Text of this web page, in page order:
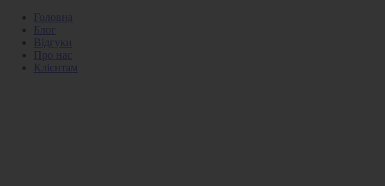
Головна
Блог
Відгуки
Про нас
Клієнтам